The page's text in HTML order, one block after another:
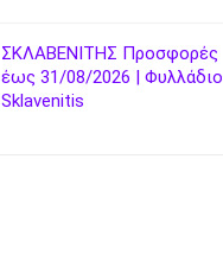
ΣΚΛΑΒΕΝΙΤΗΣ Προσφορές
έως 31/08/2026 | Φυλλάδιο
Sklavenitis